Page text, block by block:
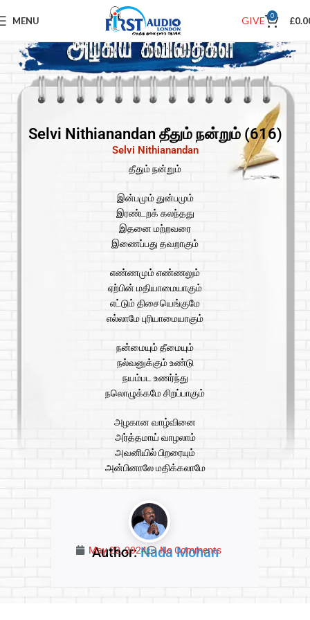
MENU GIVE 0 £
Selvi Nithianandan தீதும் நன்றும் (616)
Selvi Nithianandan
தீதும் நன்றும்
இன்பமும் துன்பமும்
இரண்டறக் கலந்தது
இதனை மற்றவரை
இணைப்பது தவறாகும்
எண்ணமும் எண்ணலும்
ஏற்பின் மதியாமையாகும்
எட்டும் திசையெங்குமே
எல்லாமே புரியாமையாகும்
நன்மையும் தீமையும்
நல்வனுக்கும் உண்டு
நயம்பட உணர்ந்து
நலொழுக்கமே சிறப்பாகும்
அழகான வாழ்வினை
அர்த்தமாய் வாழலாம்
அவனியில் பிறரையும்
அன்பினாலே மதிக்கலாமே
Author:Nada Mohan
May 22, 2024 No Comments